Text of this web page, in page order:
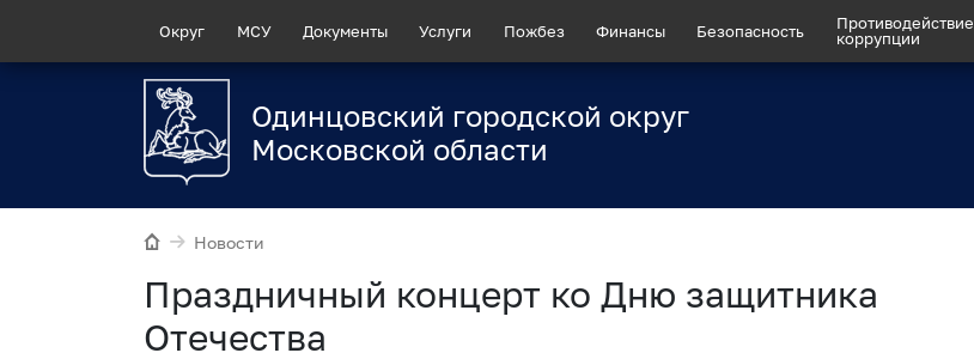
Округ МСУ Документы Услуги Пожбез Финансы Безопасность
Противодействие
коррупции
Одинцовский городской округ
Московской области
Новости
Праздничный концерт ко Дню защитника
Отечества